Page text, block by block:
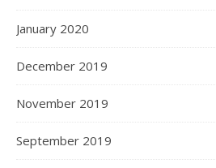
January 2020
December 2019
November 2019
September 2019